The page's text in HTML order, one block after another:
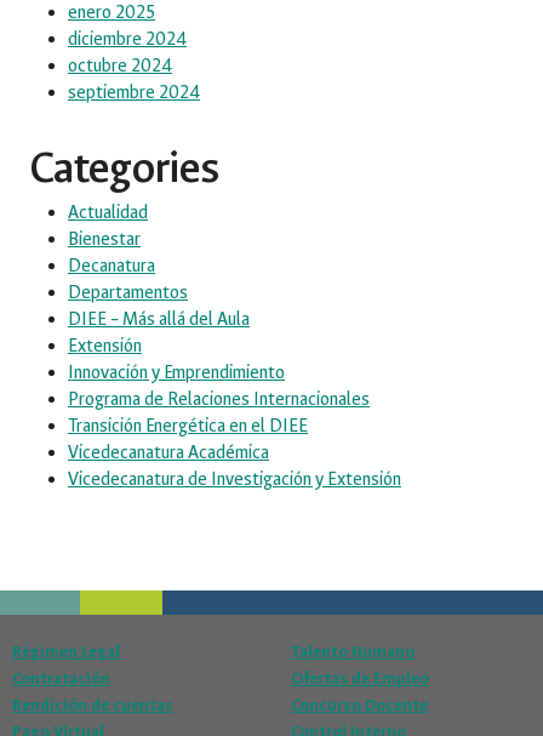
enero 2025
diciembre 2024
octubre 2024
septiembre 2024
Categories
Actualidad
Bienestar
Decanatura
Departamentos
DIEE – Más allá del Aula
Extensión
Innovación y Emprendimiento
Programa de Relaciones Internacionales
Transición Energética en el DIEE
Vicedecanatura Académica
Vicedecanatura de Investigación y Extensión
Régimen Legal
Contratación
Rendición de cuentas
Talento Humano
Ofertas de Empleo
Concurso Docente